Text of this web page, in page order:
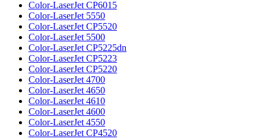
Color-LaserJet CP6015
Color-LaserJet 5550
Color-LaserJet CP5520
Color-LaserJet 5500
Color-LaserJet CP5225dn
Color-LaserJet CP5223
Color-LaserJet CP5220
Color-LaserJet 4700
Color-LaserJet 4650
Color-LaserJet 4610
Color-LaserJet 4600
Color-LaserJet 4550
Color-LaserJet CP4520